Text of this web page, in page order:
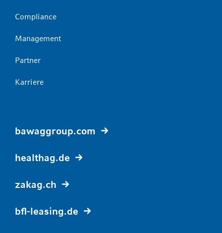
Compliance
Management
Partner
Karriere
bawaggroup.com
healthag.de
zakag.ch
bfl-leasing.de